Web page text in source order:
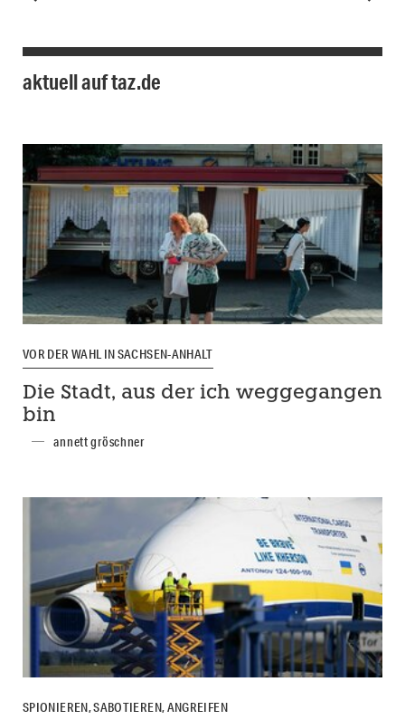
aktuell auf taz.de
VOR DER WAHL IN SACHSEN-ANHALT
Die Stadt, aus der ich weggegangen
bin
annett gröschner
SPIONIEREN, SABOTIEREN, ANGREIFEN